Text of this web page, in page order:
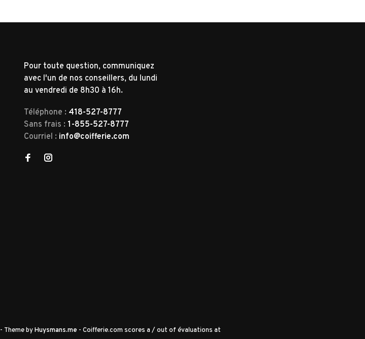
Pour toute question, communiquez
avec l'un de nos conseillers, du lundi
au vendredi de 8h30 à 16h.
Téléphone : 418-527-8777
Sans frais : 1-855-527-8777
Courriel : info@coifferie.com
- Theme byHuysmans.me - Coifferie.com scores a / out of évaluations at